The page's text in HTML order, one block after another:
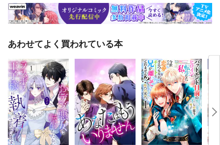
てのものであることに気づく。新たな視点での物事の見方を体得。これま
でも1000人以上の方とキャリアコンサルティングを実施するなか、インス
ピレーションに気がついてからの面談、対話は相談者との関わり方の度合
ている。
あわせてよく買われている本